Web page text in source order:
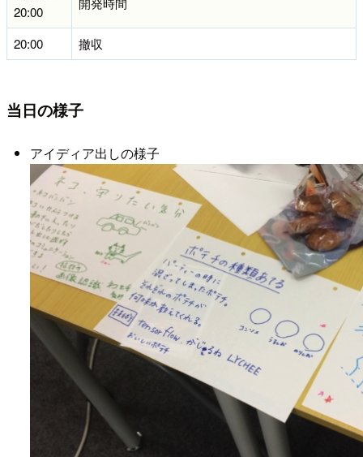
20:00
20:00 撤収
当日の様子
アイディア出しの様子